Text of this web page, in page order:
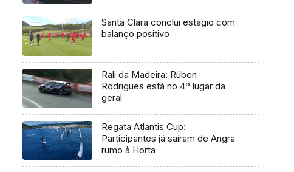
Santa Clara conclui estágio com
balanço positivo
Rali da Madeira: Rúben
Rodrigues está no 4º lugar da
geral
Regata Atlantis Cup:
Participantes já saíram de Angra
rumo à Horta